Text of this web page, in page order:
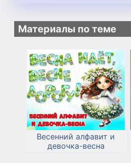
Материалы по теме
Весенний алфавит и
девочка-весна